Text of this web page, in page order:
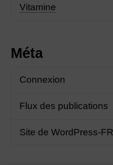
Vitamine
Méta
Connexion
Flux des publications
Site de WordPress-FR